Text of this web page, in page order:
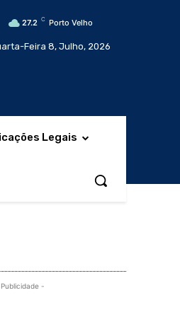
27.2 C Porto Velho
Feira 8, Julho, 2026
Legais
-